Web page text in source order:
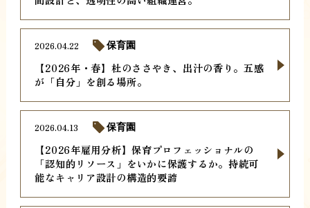
【2026年・春】杜のささやき、出汁の香り。五感
が「自分」を創る場所。
2026.04.22 保育園
【2026年雇用分析】保育プロフェッショナルの
「認知的リソース」をいかに保護するか。持続可
能なキャリア設計の構造的要諦
2026.04.13 保育園